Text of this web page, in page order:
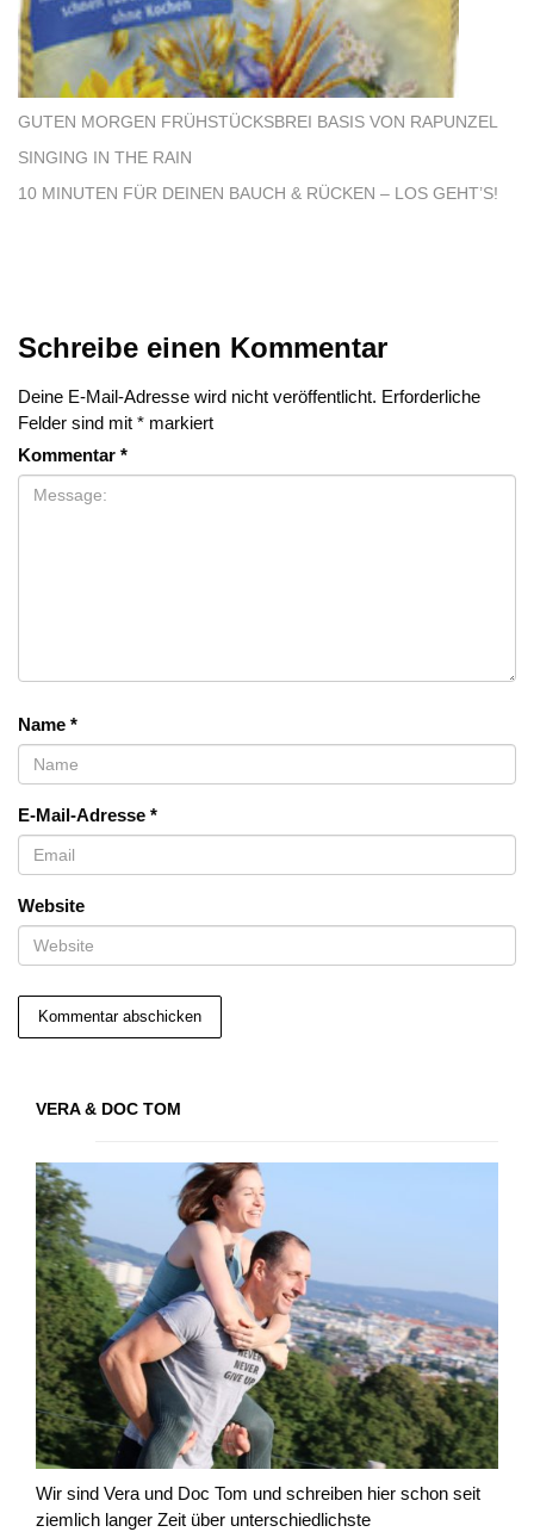
GUTEN MORGEN FRÜHSTÜCKSBREI BASIS VON RAPUNZEL
SINGING IN THE RAIN
10 MINUTEN FÜR DEINEN BAUCH & RÜCKEN – LOS GEHT’S!
Schreibe einen Kommentar
Deine E-Mail-Adresse wird nicht veröffentlicht. Erforderliche
Felder sind mit * markiert
Kommentar *
Name *
E-Mail-Adresse *
Website
VERA & DOC TOM
Wir sind Vera und Doc Tom und schreiben hier schon seit
ziemlich langer Zeit über unterschiedlichste